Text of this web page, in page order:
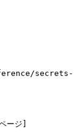
secrets-
ージ]